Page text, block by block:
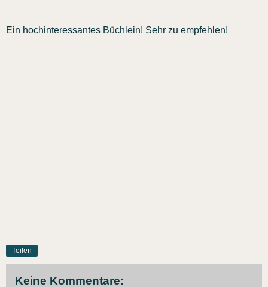
Ein hochinteressantes Büchlein! Sehr zu empfehlen!
Teilen
Keine Kommentare: